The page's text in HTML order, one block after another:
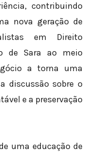
contribuindo
nova geração de
em Direito
de Sara ao meio
a torna uma
discussão sobre o
e a preservação
uma educação de